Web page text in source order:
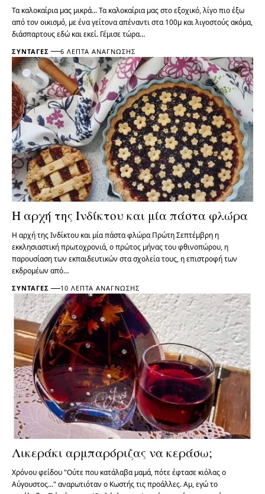
Τα καλοκαίρια μας μικρά... Τα καλοκαίρια μας στο εξοχικό, λίγο πιο έξω
από τον οικισμό, με ένα γείτονα απέναντι στα 100μ και λιγοστούς ακόμα,
διάσπαρτους εδώ και εκεί. Γέμισε τώρα…
ΣΥΝΤΑΓΈΣ 6 ΛΕΠΤΆ ΑΝΆΓΝΩΣΗΣ
Η αρχή της Ινδίκτου και μία πάστα φλώρα
Η αρχή της Ινδίκτου και μία πάστα φλώρα Πρώτη Σεπτέμβρη η
εκκλησιαστική πρωτοχρονιά, ο πρώτος μήνας του φθινοπώρου, η
παρουσίαση των εκπαιδευτικών στα σχολεία τους, η επιστροφή των
εκδρομέων από…
ΣΥΝΤΑΓΈΣ 10 ΛΕΠΤΆ ΑΝΆΓΝΩΣΗΣ
Λικεράκι αρμπαρόριζας να κεράσω;
Χρόνου φείδου "Ούτε που κατάλαβα μαμά, πότε έφτασε κιόλας ο
Αύγουστος..." αναρωτιόταν ο Κωστής τις προάλλες. Αμ, εγώ το